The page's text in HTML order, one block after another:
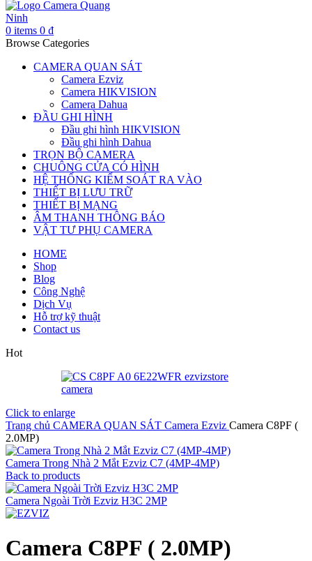
0 items 0 ₫
Browse Categories
CAMERA QUAN SÁT
Camera Ezviz
Camera HIKVISION
Camera Dahua
ĐẦU GHI HÌNH
Đầu ghi hình HIKVISION
Đầu ghi hình Dahua
TRỌN BỘ CAMERA
CHUÔNG CỬA CÓ HÌNH
HỆ THỐNG KIỂM SOÁT RA VÀO
THIẾT BỊ LƯU TRỮ
THIẾT BỊ MẠNG
ÂM THANH THÔNG BÁO
VẬT TƯ PHỤ CAMERA
HOME
Shop
Blog
Công Nghệ
Dịch Vụ
Hỗ trợ kỹ thuật
Contact us
Hot
Click to enlarge
Trang chủ CAMERA QUAN SÁT Camera Ezviz Camera C8PF (
2.0MP)
Camera Trong Nhà 2 Mắt Ezviz C7 (4MP-4MP)
Back to products
Camera Ngoài Trời Ezviz H3C 2MP
Camera C8PF ( 2.0MP)